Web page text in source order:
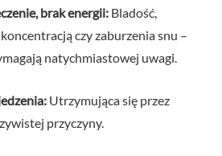
brak energii: Bladość,
czy zaburzenia snu –
natychmiastowej uwagi.
Utrzymująca się przez
przyczyny.